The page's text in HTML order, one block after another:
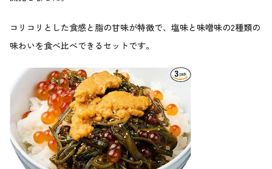
コリコリとした食感と脂の甘味が特徴で、塩味と味噌味の2種類の
味わいを食べ比べできるセットです。